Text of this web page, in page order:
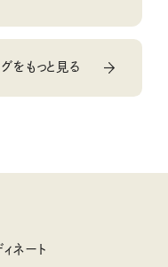
をもっと見る
ネート